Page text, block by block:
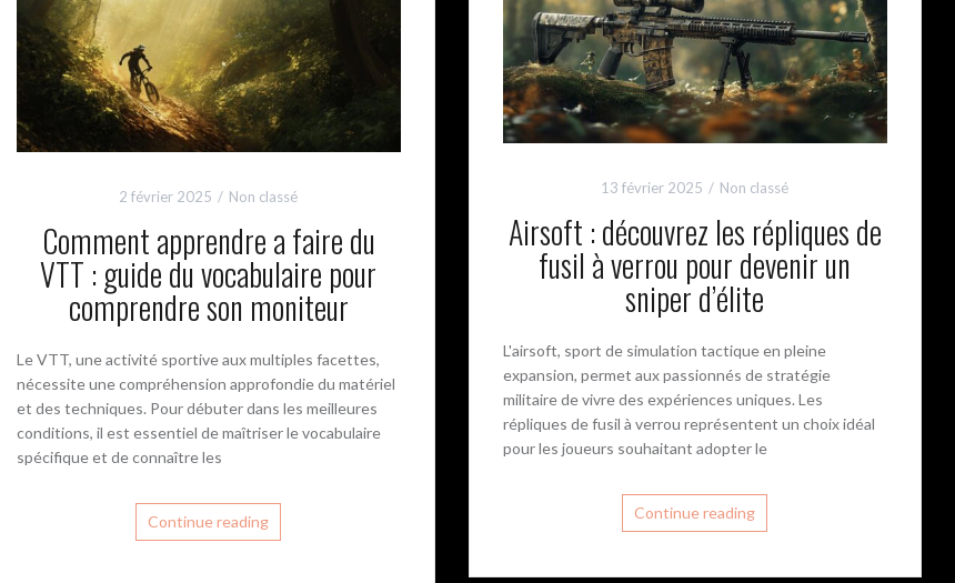
13 février 2025 Non classé
Airsoft : découvrez les répliques de
fusil à verrou pour devenir un
sniper d’élite
L'airsoft, sport de simulation tactique en pleine
expansion, permet aux passionnés de stratégie
militaire de vivre des expériences uniques. Les
répliques de fusil à verrou représentent un choix idéal
pour les joueurs souhaitant adopter le
Continue reading
2 février 2025 Non classé
Comment apprendre a faire du
VTT : guide du vocabulaire pour
comprendre son moniteur
Le VTT, une activité sportive aux multiples facettes,
nécessite une compréhension approfondie du matériel
et des techniques. Pour débuter dans les meilleures
conditions, il est essentiel de maîtriser le vocabulaire
spécifique et de connaître les
Continue reading